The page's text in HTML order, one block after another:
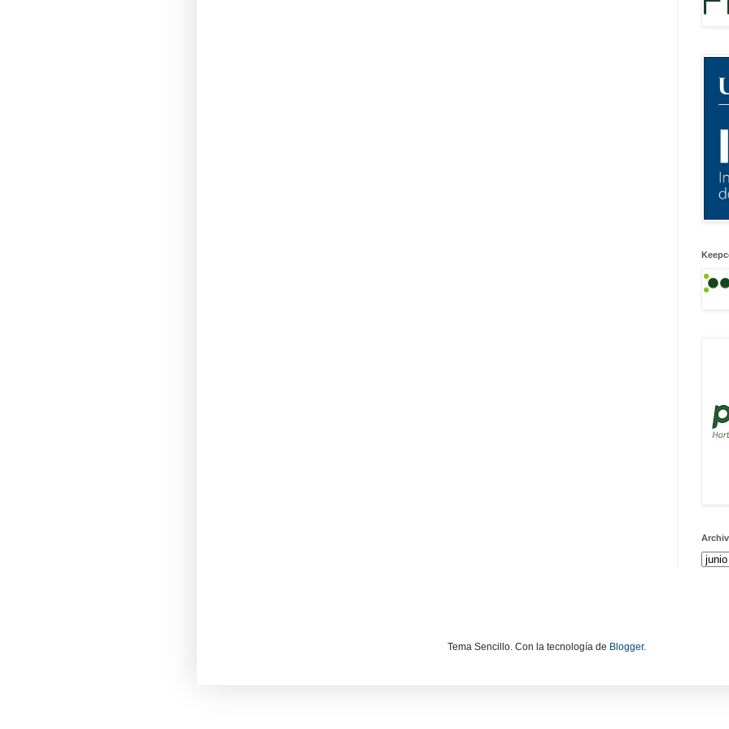
Tema Sencillo. Con la tecnología de Blogger.